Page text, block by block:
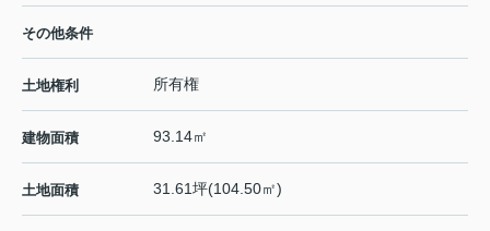
その他条件
土地権利 所有権
建物面積 93.14㎡
土地面積 31.61坪(104.50㎡)